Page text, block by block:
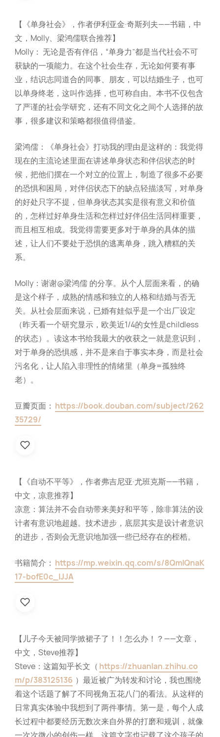
【《单身社会》，作者伊利亚金·奇斯列夫——书籍，中
文，Molly、梁鸿儒联合推荐】
Molly： 无论是否有伴侣，“单身力”都是当代社会不可
获缺的一项能力。在这个社会生存，无论如何要有事
业，结识志同道合的同事、朋友，可以结婚生子，也可
以单身终老，这叫作选择，也可称自由。本书不仅包含
了严谨的社会学研究，还有不同文化之间个人选择的故
事，很多建议和策略都很值得借鉴。
梁鸿儒：《单身社会》打动我的理由是这样的：我觉得
现在的主流论述里面在讲述单身状态和伴侣状态的时
候，把他们摆在一个对立的位置上，制造了很多不必要
的恐惧和困局，对伴侣状态下的缺点轻描淡写，对单身
的好处只字不提，但单身状态其实是很有意义和价值
的，怎样过好单身生活和怎样过好伴侣生活同样重要，
而且相互相成。我觉得需要更多对于单身的具体的描
述，让人们不要处于恐惧的逃离单身，跳入糟糕的关
系。
Molly：谢谢@梁鸿儒 的分享。从个人层面来看，的确
是这个样子，成熟的情感和独立的人格和结婚与否无
关。从社会层面来说，已婚有娃似乎是一个出厂设定
（昨天看一个研究显示，欧美近1/4的女性是childless
的状态）。读这本书给我最大的收获之一就是意识到，
对于单身的恐惧感，并不是来自于事实本身，而是社会
污名化，让人陷入非理性的情绪里（单身=孤独终
老）。
豆瓣页面： https://book.douban.com/subject/262
35729/
【《自动不平等》，作者弗吉尼亚·尤班克斯——书籍，
中文，凉意推荐】
凉意：算法并不会自动带来美好和平等，除非算法的设
计者有意识地超越。技术进步，底层其实是设计者意识
的进步，否则会无意识地加强一些已经存在的桎梏。
书籍简介： https://mp.weixin.qq.com/s/8QmIQnaK
17-bofE0c_lJJA
【儿子今天被同学掀裙子了！！怎么办！？——文章，
中文，Steve推荐】
Steve：这篇知乎长文（ https://zhuanlan.zhihu.co
m/p/383125136 ）最近被广为转发和讨论，我也围绕
着这个话题了解了不同视角五花八门的看法。从这样的
日常真实体验中我想到了两件事情。第一是，每个人成
长过程中都要经历无数次来自外界的打磨和规训，就像